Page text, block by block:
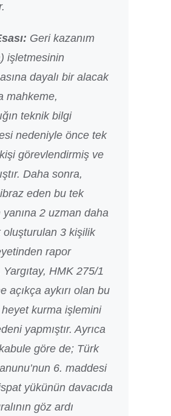
Geri kazanım
işletmesinin
dayalı bir alacak
mahkeme,
teknik bilgi
nedeniyle önce tek
görevlendirmiş ve
Daha sonra,
eden bu tek
2 uzman daha
oluşturulan 3 kişilik
rapor
Yargıtay, HMK 275/1
açıkça aykırı olan bu
kurma işlemini
yapmıştır. Ayrıca
göre de; Türk
6. maddesi
yükünün davacıda
göz ardı